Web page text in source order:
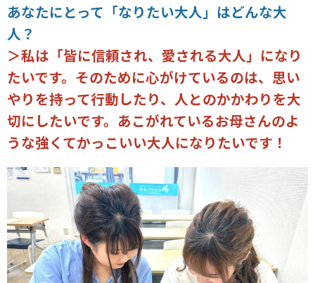
あなたにとって「なりたい大人」はどんな大
人？
＞私は「皆に信頼され、愛される大人」になり
たいです。そのために心がけているのは、思い
やりを持って行動したり、人とのかかわりを大
切にしたいです。あこがれているお母さんのよ
うな強くてかっこいい大人になりたいです！